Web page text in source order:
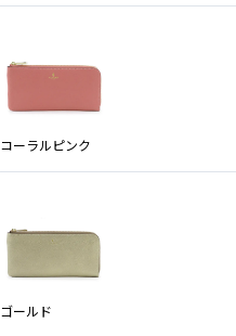
コーラルピンク
ゴールド